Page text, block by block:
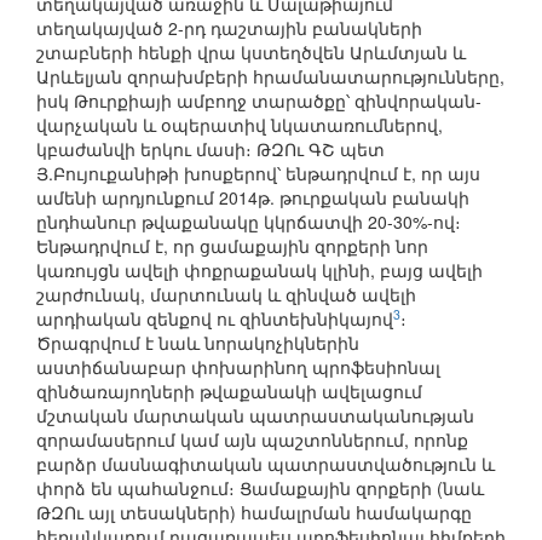
տեղակայված 2-րդ դաշտային բանակների
շտաբների հենքի վրա կստեղծվեն Արևմտյան և
Արևելյան զորախմբերի հրամանատարությունները,
իսկ Թուրքիայի ամբողջ տարածքը՝ զինվորական-
վարչական և օպերատիվ նկատառումներով,
կբաժանվի երկու մասի։ ԹԶՈւ ԳՇ պետ
Յ.Բույուքանիթի խոսքերով՝ ենթադրվում է, որ այս
ամենի արդյունքում 2014թ. թուրքական բանակի
ընդհանուր թվաքանակը կկրճատվի 20-30%-ով։
Ենթադրվում է, որ ցամաքային զորքերի նոր
կառույցն ավելի փոքրաքանակ կլինի, բայց ավելի
շարժունակ, մարտունակ և զինված ավելի
արդիական զենքով ու զինտեխնիկայով3։
Ծրագրվում է նաև նորակոչիկներին
աստիճանաբար փոխարինող պրոֆեսիոնալ
զինծառայողների թվաքանակի ավելացում
մշտական մարտական պատրաստականության
զորամասերում կամ այն պաշտոններում, որոնք
բարձր մասնագիտական պատրաստվածություն և
փորձ են պահանջում։ Ցամաքային զորքերի (նաև
ԹԶՈւ այլ տեսակների) համալրման համակարգը